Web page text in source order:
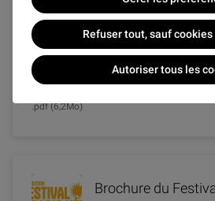
Refuser tout, sauf
Autoriser tous les
Dépliant des "Étés
.pdf (6,2Mo)
Brochure du